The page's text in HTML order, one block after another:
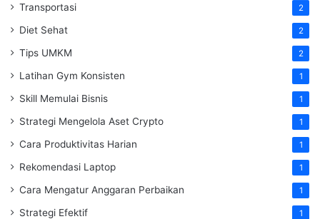
Transportasi 2
Diet Sehat 2
Tips UMKM 2
Latihan Gym Konsisten 1
Skill Memulai Bisnis 1
Strategi Mengelola Aset Crypto 1
Cara Produktivitas Harian 1
Rekomendasi Laptop 1
Cara Mengatur Anggaran Perbaikan 1
Strategi Efektif 1